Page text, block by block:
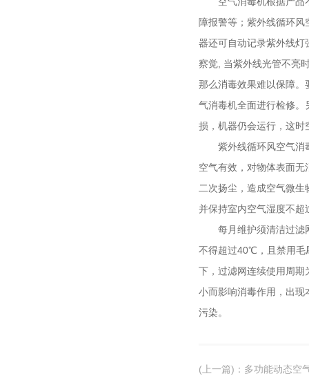
障报警等；紫外线循环
器还可自动记录紫外线灯
察觉, 当紫外线光管不亮时
那么消毒效果难以保障
气消毒机全面进行检修
损，机器仍会运行
紫外线循环风空气消毒机
空气有效，对物体表面
二次扬尘，造成空气微生
并保持室内空气湿度不超过
每月维护须清洁过滤网与
不得超过40℃，且禁用毛
下，过滤网连续使用周
小而影响消毒作用，出
污染。
(上一篇) ： 多功能动态空